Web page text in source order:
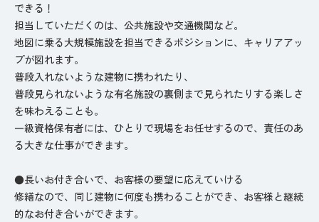
できる！
担当していただくのは、公共施設や交通機関など。
地図に乗る大規模施設を担当できるポジションに、キャリアアッ
プが図れます。
普段入れないような建物に携われたり、
普段見られないような有名施設の裏側まで見られたりする楽しさ
を味わえることも。
一級資格保有者には、ひとりで現場をお任せするので、責任のあ
る大きな仕事ができます。
●長いお付き合いで、お客様の要望に応えていける
修繕なので、同じ建物に何度も携わることができ、お客様と継続
的なお付き合いができます。